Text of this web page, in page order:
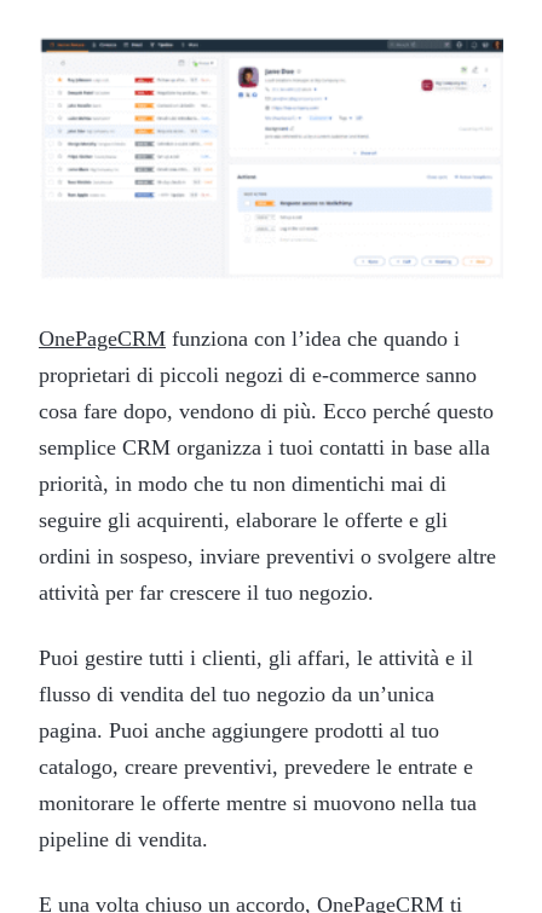
OnePageCRM funziona con l’idea che quando i
proprietari di piccoli negozi di e-commerce sanno
cosa fare dopo, vendono di più. Ecco perché questo
semplice CRM organizza i tuoi contatti in base alla
priorità, in modo che tu non dimentichi mai di
seguire gli acquirenti, elaborare le offerte e gli
ordini in sospeso, inviare preventivi o svolgere altre
attività per far crescere il tuo negozio.
Puoi gestire tutti i clienti, gli affari, le attività e il
flusso di vendita del tuo negozio da un’unica
pagina. Puoi anche aggiungere prodotti al tuo
catalogo, creare preventivi, prevedere le entrate e
monitorare le offerte mentre si muovono nella tua
pipeline di vendita.
E una volta chiuso un accordo, OnePageCRM ti